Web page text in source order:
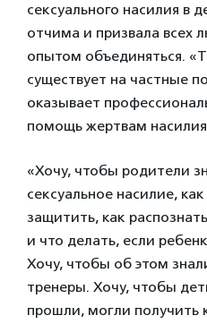
сексуального насилия в
отчима и призвала всех
опытом объединяться.
существует на частные
оказывает
помощь жертвам
«Хочу, чтобы родители
сексуальное насилие,
защитить, как
и что делать, если
Хочу, чтобы об этом
тренеры. Хочу, чтобы
прошли, могли получить